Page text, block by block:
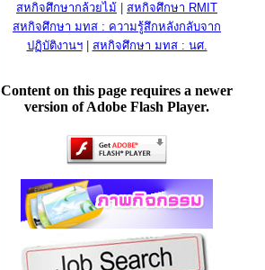
สหกิจศึกษากล้วยไม้
สหกิจศึกษา RMIT
สหกิจศึกษา มทส : ความรู้สึกหลังกลับจาก
ปฏิบัติงานฯ| สหกิจศึกษา มทส : นศ.
Content on this page requires a newer
version of Adobe Flash Player.